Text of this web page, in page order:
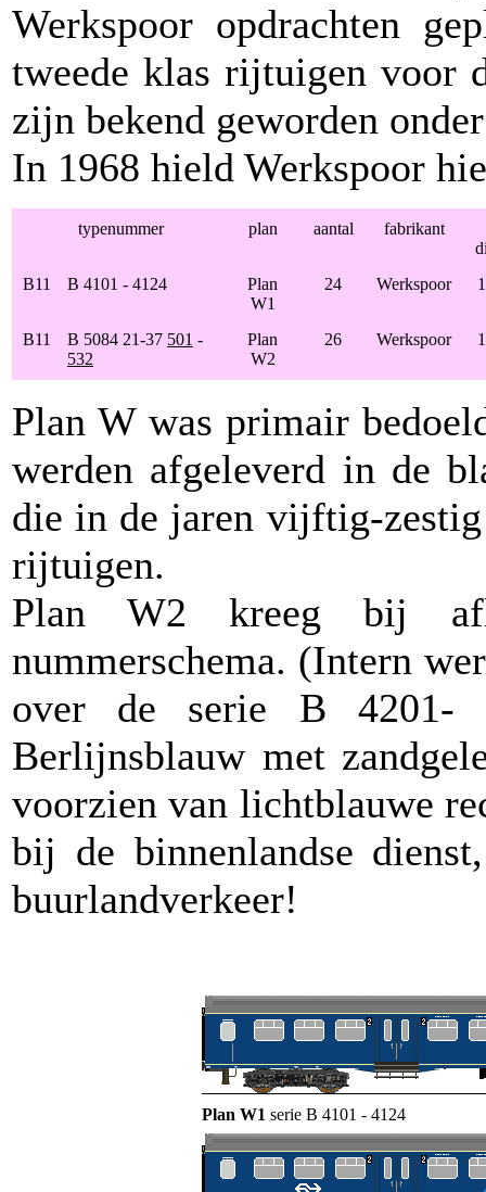
Werkspoor opdrachten
tweede klas rijtuigen voor
zijn bekend geworden
In 1968 hield Werkspoor
typenummer plan aantal
fabrikant
B11
B 4101 - 4124
Plan
W1
24 Werkspoor
B11 B 5084 21-37 501 -
532
Plan
W2
26 Werkspoor
Plan W was primair
werden afgeleverd in de
die in de jaren vijftig-
rijtuigen.
Plan W2 kreeg bij
nummerschema. (Intern
over de serie B 4201-
Berlijnsblauw met
voorzien van lichtblauwe
bij de binnenlandse
buurlandverkeer!
Plan W1 serie B 4101 - 4124